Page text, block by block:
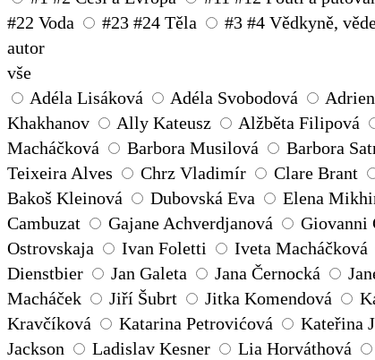
#22 Voda
#23 #24 Těla #3 #4 Vědkyně,
autor
vše
Adéla Lisáková
Adéla Svobodová
Khakhanov
Ally Kateusz Alžběta Filipová
Macháčková
Barbora Musilová Barbora
Teixeira Alves
Chrz Vladimír Clare Brant
Bakoš Kleinová
Dubovská Eva Elena
Cambuzat
Gajane Achverdjanová Giovanni
Ostrovskaja
Ivan Foletti Iveta Macháčková
Dienstbier
Jan Galeta Jana Černocká
Macháček
Jiří Šubrt Jitka Komendová
Kravčíková
Katarina Petrovićová Kateřina
Jackson
Ladislav Kesner Lia Horváthová